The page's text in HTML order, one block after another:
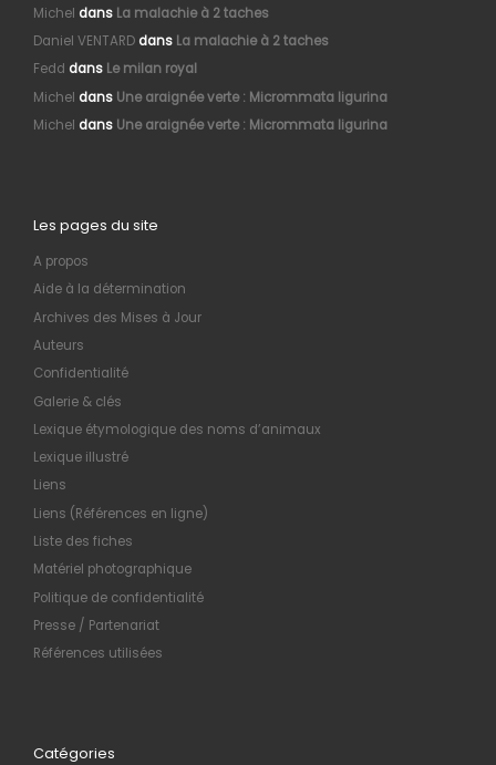
Michel dans La malachie à 2 taches
Daniel VENTARDdans La malachie à 2 taches
Fedd dans Le milan royal
Michel dans Une araignée verte : Micrommata ligurina
Michel dans Une araignée verte : Micrommata ligurina
Les pages du site
A propos
Aide à la détermination
Archives des Mises à Jour
Auteurs
Confidentialité
Galerie & clés
Lexique étymologique des noms d’animaux
Lexique illustré
Liens
Liens (Références en ligne)
Liste des fiches
Matériel photographique
Politique de confidentialité
Presse / Partenariat
Références utilisées
Catégories